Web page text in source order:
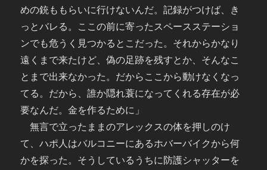
めの銃ももらいに行けないんだ。記録がつけば、き
っとバレる。ここの前に寄ったスペースステーショ
ンでも危うく見つかるとこだった。それからかなり
遠くまで来たけど、偽の足跡を残すとか、そんなこ
とまで出来なかった。だからここから動けなくなっ
てる。だから、誰か隠れ蓑になってくれる存在が必
要なんだ。金を作るために」
無言で立ったままのアレックスの体を押しのけ
て、ハポ人はバルコニーにあるホバーバイクから何
かを探った。そうしているうちに防護シャッターを